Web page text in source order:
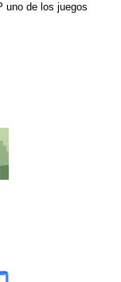
uno de los juegos